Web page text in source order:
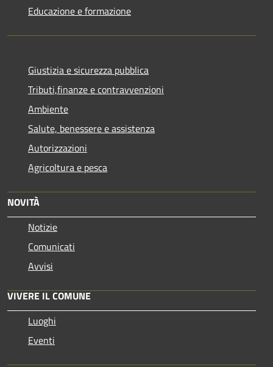
Educazione e formazione
Giustizia e sicurezza pubblica
Tributi,finanze e contravvenzioni
Ambiente
Salute, benessere e assistenza
Autorizzazioni
Agricoltura e pesca
NOVITÀ
Notizie
Comunicati
Avvisi
VIVERE IL COMUNE
Luoghi
Eventi